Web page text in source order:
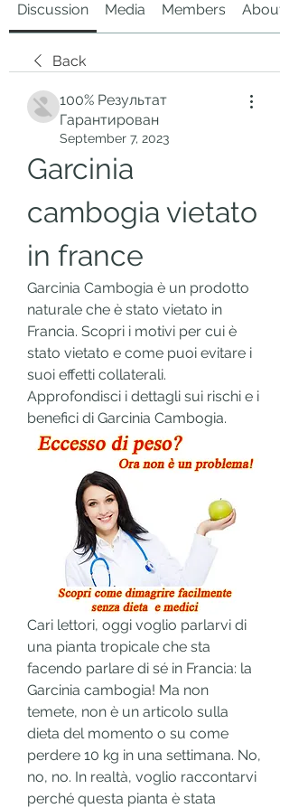
Discussion Media Members About
Back
100% Результат
Гарантирован
September 7, 2023
Garcinia
cambogia vietato
in france
Garcinia Cambogia è un prodotto
naturale che è stato vietato in
Francia. Scopri i motivi per cui è
stato vietato e come puoi evitare i
suoi effetti collaterali.
Approfondisci i dettagli sui rischi e i
benefici di Garcinia Cambogia.
Cari lettori, oggi voglio parlarvi di
una pianta tropicale che sta
facendo parlare di sé in Francia: la
Garcinia cambogia! Ma non
temete, non è un articolo sulla
dieta del momento o su come
perdere 10 kg in una settimana. No,
no, no. In realtà, voglio raccontarvi
perché questa pianta è stata